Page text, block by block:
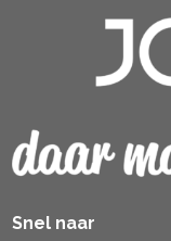
Snel naar